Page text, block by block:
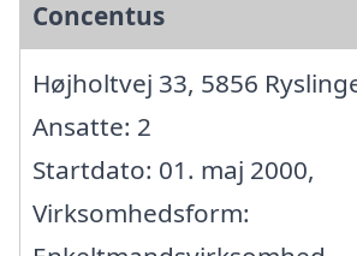
Concentus
Højholtvej 33, 5856
Ansatte: 2
Startdato: 01. maj 2000,
Virksomhedsform: